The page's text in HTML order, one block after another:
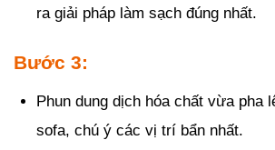
ra giải pháp làm sạch đúng nhất.
Bước 3:
Phun dung dịch hóa chất vừa pha
sofa, chú ý các vị trí bẩn nhất.